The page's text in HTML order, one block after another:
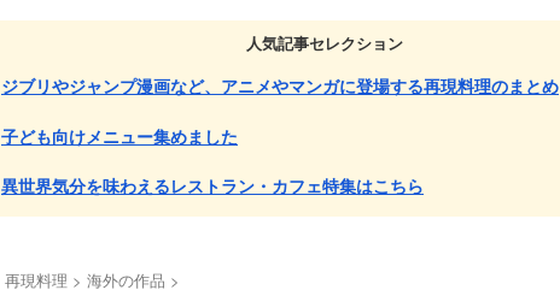
人気記事セレクション
ジブリやジャンプ漫画など、アニメやマンガに登場する再現料理のまとめ
子ども向けメニュー集めました
異世界気分を味わえるレストラン・カフェ特集はこちら
再現料理 > 海外の作品 >